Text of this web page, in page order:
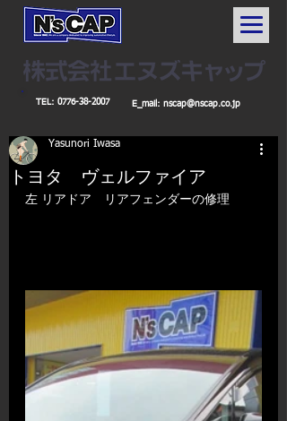
TEL: 0776-38-2007 E_mail: nscap@nscap.co.jp
トヨタ ヴェルファイア
Yasunori Iwasa
​左 リアドア　リアフェンダーの修理